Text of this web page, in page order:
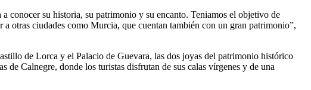
conocer su historia, su patrimonio y su encanto. Teniamos el objetivo de
otras ciudades como Murcia, que cuentan también con un gran patrimonio”,
de Lorca y el Palacio de Guevara, las dos joyas del patrimonio histórico
de Calnegre, donde los turistas disfrutan de sus calas vírgenes y de una